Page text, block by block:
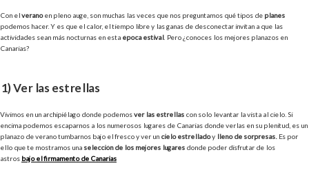
Con elveranoen pleno auge, son muchas las veces que nos preguntamos qué tipos de planes
podemos hacer. Y es que el calor, el tiempo libre y las ganas de desconectar invitan a que las
actividades sean más nocturnas en esta época estival. Pero ¿conoces los mejores planazos en
Canarias?
1) Ver las estrellas
Vivimos en un archipiélago donde podemosver las estrellas con solo levantar la vista al cielo. Si
encima podemos escaparnos a los numerosos lugares de Canarias donde verlas en su plenitud, es un
planazo de verano tumbarnos bajo el fresco y ver un cielo estrelladoy lleno de sorpresas. Es por
ello que te mostramos una selección de los mejores lugares donde poder disfrutar de los
astros bajo el firmamento de Canarias